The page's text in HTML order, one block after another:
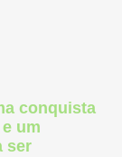
conquista
um
ser